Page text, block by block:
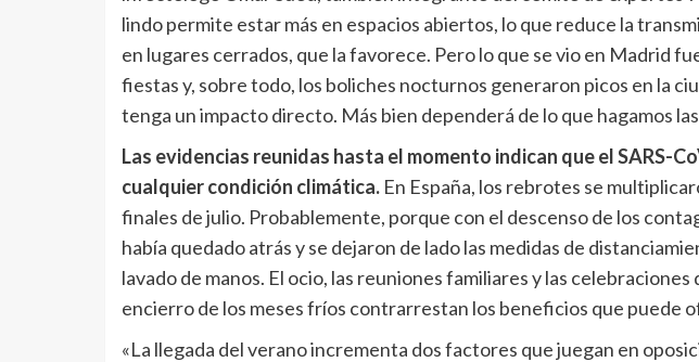
lindo permite estar más en espacios abiertos, lo que reduce la
en lugares cerrados, que la favorece. Pero lo que se vio en Madrid
fiestas y, sobre todo, los boliches nocturnos generaron picos en la
tenga un impacto directo. Más bien dependerá de lo que hagamos
Las evidencias reunidas hasta el momento indican que el SARS-
cualquier condición climática. En España, los rebrotes se
finales de julio. Probablemente, porque con el descenso de los
había quedado atrás y se dejaron de lado las medidas de
lavado de manos. El ocio, las reuniones familiares y las
encierro de los meses fríos contrarrestan los beneficios que puede
«La llegada del verano incrementa dos factores que juegan en